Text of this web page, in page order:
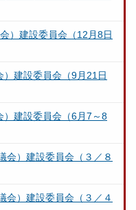
）建設委員会（12月8日
建設委員会（9月21日
）建設委員会（6月7～8
会）建設委員会（３／８
会）建設委員会（３／４